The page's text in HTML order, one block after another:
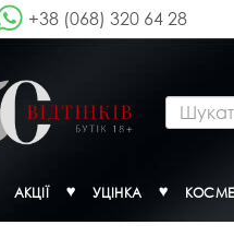
+38 (068) 320 64 28
АКЦІЇ УЦІНКА